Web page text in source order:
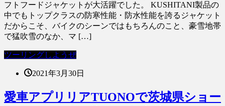
フトフードジャケットが大活躍でした。 KUSHITANI製品の
中でもトップクラスの防寒性能・防水性能を誇るジャケット
だからこそ、バイクのシーンではもちろんのこと、豪雪地帯
で猛吹雪のなか、マ […]
ツーリングしようぜ
2021年3月30日
愛車アプリリアTUONOで茨城県ショー